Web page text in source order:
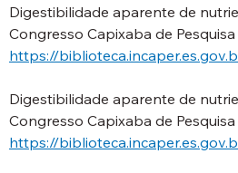
Digestibilidade aparente de
Congresso Capixaba de
https://
Digestibilidade aparente de
Congresso Capixaba de
https://